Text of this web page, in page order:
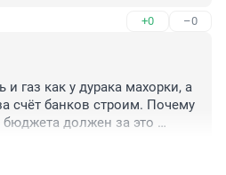
посадок.
+0 –0
и газ как у дурака махорки, а
счёт банков строим. Почему
бюджета должен за это